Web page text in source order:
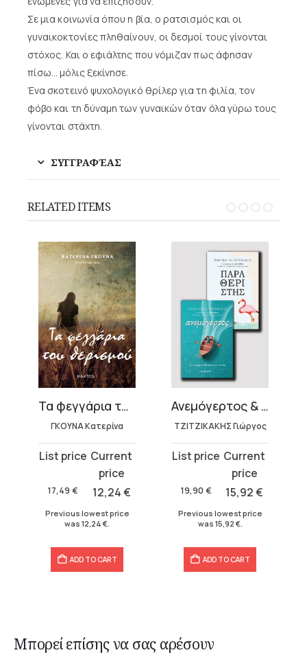
Σε μια κοινωνία όπου η βία, ο ρατσισμός και οι
γυναικοκτονίες πληθαίνουν, οι δεσμοί τους γίνονται
στόχος. Και ο εφιάλτης που νόμιζαν πως άφησαν
πίσω… μόλις ξεκίνησε.
Ένα σκοτεινό ψυχολογικό θρίλερ για τη φιλία, τον
φόβο και τη δύναμη των γυναικών όταν όλα γύρω τους
γίνονται στάχτη.
ΣΥΓΓΡΑΦΈΑΣ
RELATED ITEMS
Τα φεγγάρια του θερισμού
ΓΚΟΥΝΑ Κατερίνα
17,49 €
Original
was:
12,24€
Current
is:
Previous lowest price
was 12,24 €
ADD TO CART
Ανεμόγερτος & Παραθεριστής
ΤΖΙΤΖΙΚΑΚΗΣ Γιώργος
19,90 €
Original
was:
15,92€
Current
is:
Previous lowest price
was 15,92 €.
ADD TO CART
Μπορεί επίσης να σας αρέσουν